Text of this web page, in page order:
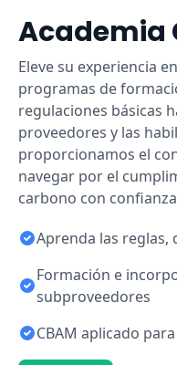
Academia
Eleve su experiencia
programas de
regulaciones básicas
proveedores y las
proporcionamos el
navegar por el
carbono con
Aprenda las
Formación e
subproveedores
CBAM aplicado